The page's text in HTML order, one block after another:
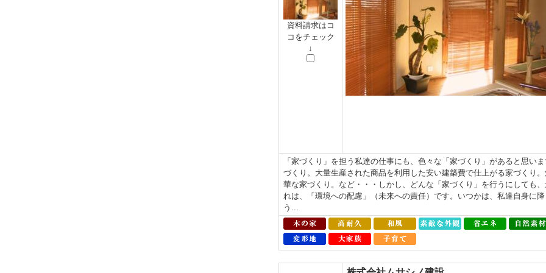
資料請求はコ
コをチェック
↓
「家づくり」を担う私達の仕事にも、色々な「家づくり」があると思い
づくり。大量生産された商品を利用した安い建築費で仕上がる家づくり
華な家づくり。など・・・しかし、どんな「家づくり」を行うにしても
れは、「環境への配慮」（未来への責任）です。いつかは、私達自身に
う...